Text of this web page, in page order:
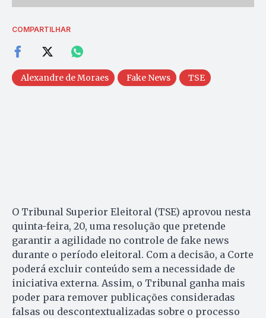
COMPARTILHAR
Alexandre de Moraes Fake News TSE
O Tribunal Superior Eleitoral (TSE) aprovou nesta
quinta-feira, 20, uma resolução que pretende
garantir a agilidade no controle de fake news
durante o período eleitoral. Com a decisão, a Corte
poderá excluir conteúdo sem a necessidade de
iniciativa externa. Assim, o Tribunal ganha mais
poder para remover publicações consideradas
falsas ou descontextualizadas sobre o processo